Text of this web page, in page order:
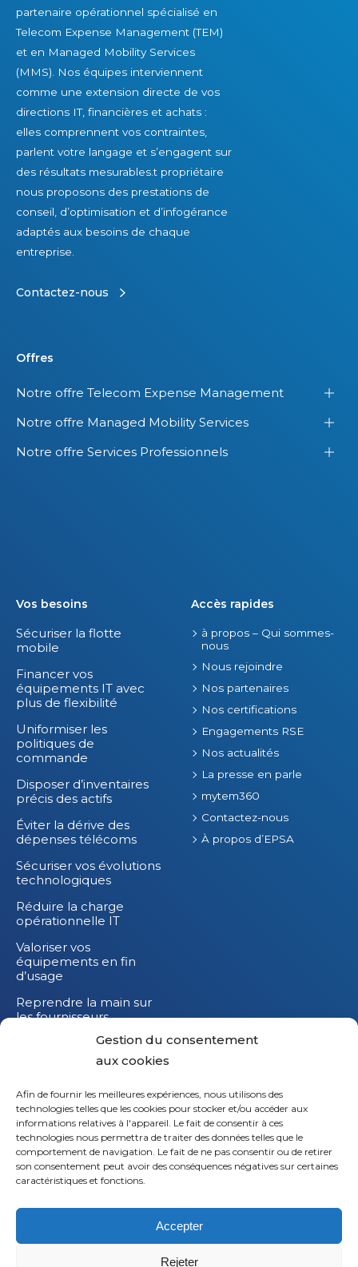
Gestion du consentement
aux cookies
Afin de fournir les meilleures expériences, nous utilisons des
technologies telles que les cookies pour stocker et/ou accéder aux
informations relatives à l'appareil. Le fait de consentir à ces
technologies nous permettra de traiter des données telles que le
comportement de navigation. Le fait de ne pas consentir ou de retirer
son consentement peut avoir des conséquences négatives sur certaines
caractéristiques et fonctions.
Accepter
Rejeter
partenaire opérationnel spécialisé en
Telecom Expense Management (TEM)
et en Managed Mobility Services
(MMS). Nos équipes interviennent
comme une extension directe de vos
directions IT, financières et achats :
elles comprennent vos contraintes,
parlent votre langage et s’engagent sur
des résultats mesurables.t propriétaire
nous proposons des prestations de
conseil, d’optimisation et d’infogérance
adaptés aux besoins de chaque
entreprise.
Contactez-nous
Offres
Notre offre Telecom Expense Management
Notre offre Managed Mobility Services
Notre offre Services Professionnels
Vos besoins
Sécuriser la flotte
mobile
Financer vos
équipements IT avec
plus de flexibilité
Uniformiser les
politiques de
commande
Disposer d’inventaires
précis des actifs
Éviter la dérive des
dépenses télécoms
Sécuriser vos évolutions
technologiques
Réduire la charge
opérationnelle IT
Valoriser vos
équipements en fin
d’usage
Reprendre la main sur
les fournisseurs
Réduire l’impact
carbone de vos
Accès rapides
à propos – Qui sommes-
nous
Nous rejoindre
Nos partenaires
Nos certifications
Engagements RSE
Nos actualités
La presse en parle
mytem360
Contactez-nous
À propos d’EPSA